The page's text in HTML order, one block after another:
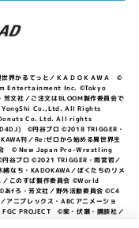
かるてっと／ＫＡＤＯＫＡＷＡ ©
Entertainment Inc. ©Tokyo
社／ご注文はBLOOM製作委員会で
Co.,Ltd. All Rights
Co. Ltd. All rights
©円谷プロ ©2018 TRIGGER・
刊／Re:ゼロから始める異世界生
会 © New Japan Pro-Wrestling
ロ ©2021 TRIGGER・雨宮哲／
なち・KADOKAWA／ぼくたちのリメ
／このすば製作委員会 ©World
fろ・芳文社／野外活動委員会 ©C4
ニプレックス・ABCアニメーショ
PROJECT ©柴・伏瀬・講談社／